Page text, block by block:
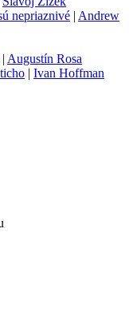
nepriaznivé | Andrew
| Augustín Rosa
| Ivan Hoffman